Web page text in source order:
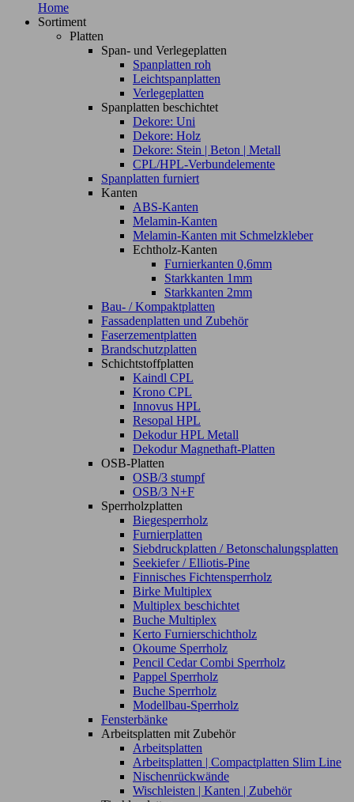
Home
Sortiment
Platten
Span- und Verlegeplatten
Spanplatten roh
Leichtspanplatten
Verlegeplatten
Spanplatten beschichtet
Dekore: Uni
Dekore: Holz
Dekore: Stein | Beton | Metall
CPL/HPL-Verbundelemente
Spanplatten furniert
Kanten
ABS-Kanten
Melamin-Kanten
Melamin-Kanten mit Schmelzkleber
Echtholz-Kanten
Furnierkanten 0,6mm
Starkkanten 1mm
Starkkanten 2mm
Bau- / Kompaktplatten
Fassadenplatten und Zubehör
Faserzementplatten
Brandschutzplatten
Schichtstoffplatten
Kaindl CPL
Krono CPL
Innovus HPL
Resopal HPL
Dekodur HPL Metall
Dekodur Magnethaft-Platten
OSB-Platten
OSB/3 stumpf
OSB/3 N+F
Sperrholzplatten
Biegesperrholz
Furnierplatten
Siebdruckplatten / Betonschalungsplatten
Seekiefer / Elliotis-Pine
Finnisches Fichtensperrholz
Birke Multiplex
Multiplex beschichtet
Buche Multiplex
Kerto Furnierschichtholz
Okoume Sperrholz
Pencil Cedar Combi Sperrholz
Pappel Sperrholz
Buche Sperrholz
Modellbau-Sperrholz
Fensterbänke
Arbeitsplatten mit Zubehör
Arbeitsplatten
Arbeitsplatten | Compactplatten Slim Line
Nischenrückwände
Wischleisten | Kanten | Zubehör